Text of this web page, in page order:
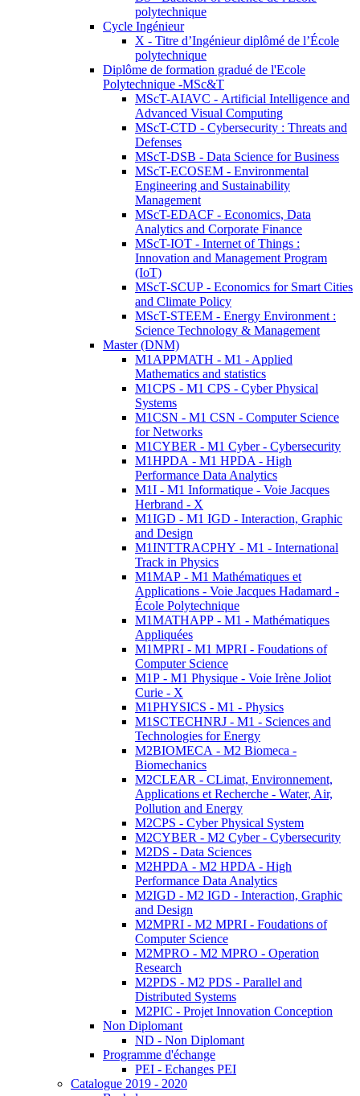
polytechnique
Cycle Ingénieur
X - Titre d’Ingénieur diplômé de l’École
polytechnique
Diplôme de formation gradué de l'Ecole
Polytechnique -MSc&T
MScT-AIAVC - Artificial Intelligence and
Advanced Visual Computing
MScT-CTD - Cybersecurity : Threats and
Defenses
MScT-DSB - Data Science for Business
MScT-ECOSEM - Environmental
Engineering and Sustainability
Management
MScT-EDACF - Economics, Data
Analytics and Corporate Finance
MScT-IOT - Internet of Things :
Innovation and Management Program
(IoT)
MScT-SCUP - Economics for Smart Cities
and Climate Policy
MScT-STEEM - Energy Environment :
Science Technology & Management
Master (DNM)
M1APPMATH - M1 - Applied
Mathematics and statistics
M1CPS - M1 CPS - Cyber Physical
Systems
M1CSN - M1 CSN - Computer Science
for Networks
M1CYBER - M1 Cyber - Cybersecurity
M1HPDA - M1 HPDA - High
Performance Data Analytics
M1I - M1 Informatique - Voie Jacques
Herbrand - X
M1IGD - M1 IGD - Interaction, Graphic
and Design
M1INTTRACPHY - M1 - International
Track in Physics
M1MAP - M1 Mathématiques et
Applications - Voie Jacques Hadamard -
École Polytechnique
M1MATHAPP - M1 - Mathématiques
Appliquées
M1MPRI - M1 MPRI - Foudations of
Computer Science
M1P - M1 Physique - Voie Irène Joliot
Curie - X
M1PHYSICS - M1 - Physics
M1SCTECHNRJ - M1 - Sciences and
Technologies for Energy
M2BIOMECA - M2 Biomeca -
Biomechanics
M2CLEAR - CLimat, Environnement,
Applications et Recherche - Water, Air,
Pollution and Energy
M2CPS - Cyber Physical System
M2CYBER - M2 Cyber - Cybersecurity
M2DS - Data Sciences
M2HPDA - M2 HPDA - High
Performance Data Analytics
M2IGD - M2 IGD - Interaction, Graphic
and Design
M2MPRI - M2 MPRI - Foudations of
Computer Science
M2MPRO - M2 MPRO - Operation
Research
M2PDS - M2 PDS - Parallel and
Distributed Systems
M2PIC - Projet Innovation Conception
Non Diplomant
ND - Non Diplomant
Programme d'échange
PEI - Echanges PEI
Catalogue 2019 - 2020